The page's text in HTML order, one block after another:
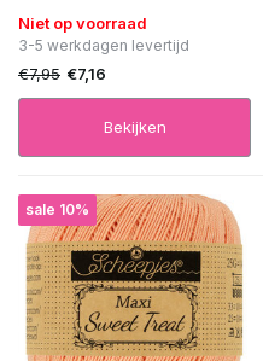
Niet op voorraad
3-5 werkdagen levertijd
€7,95 €7,16
Bekijken
sale 10%